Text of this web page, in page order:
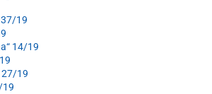
19
14/19
27/19
19